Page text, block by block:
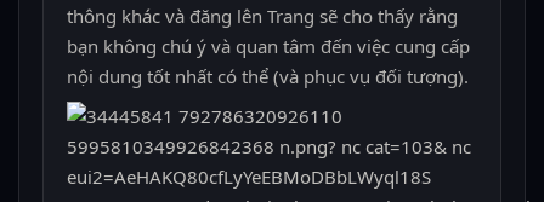
thông khác và đăng lên Trang sẽ cho thấy rằng
bạn không chú ý và quan tâm đến việc cung cấp
nội dung tốt nhất có thể (và phục vụ đối tượng).